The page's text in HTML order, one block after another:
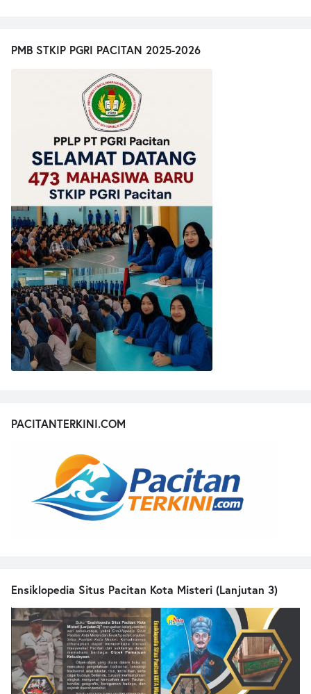
PMB STKIP PGRI PACITAN 2025-2026
PACITANTERKINI.COM
Ensiklopedia Situs Pacitan Kota Misteri (Lanjutan 3)